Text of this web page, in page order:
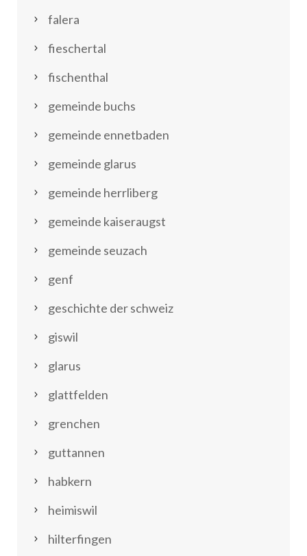
falera
fieschertal
fischenthal
gemeinde buchs
gemeinde ennetbaden
gemeinde glarus
gemeinde herrliberg
gemeinde kaiseraugst
gemeinde seuzach
genf
geschichte der schweiz
giswil
glarus
glattfelden
grenchen
guttannen
habkern
heimiswil
hilterfingen